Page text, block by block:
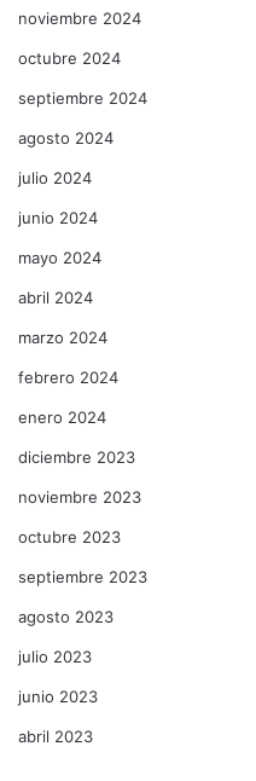
noviembre 2024
octubre 2024
septiembre 2024
agosto 2024
julio 2024
junio 2024
mayo 2024
abril 2024
marzo 2024
febrero 2024
enero 2024
diciembre 2023
noviembre 2023
octubre 2023
septiembre 2023
agosto 2023
julio 2023
junio 2023
abril 2023